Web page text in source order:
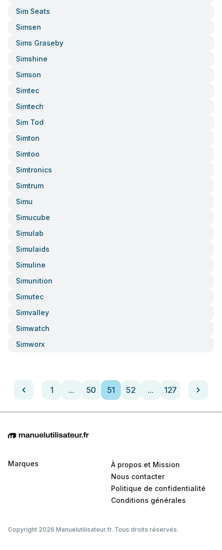
Sim Seats
Simsen
Sims Graseby
Simshine
Simson
Simtec
Simtech
Sim Tod
Simton
Simtoo
Simtronics
Simtrum
Simu
Simucube
Simulab
Simulaids
Simuline
Simunition
Simutec
Simvalley
Simwatch
Simworx
1 ... 50 51 52 ... 127
Marques
À propos et Mission
Nous contacter
Politique de confidentialité
Conditions générales
Copyright 2026 Manuelutilisateur.fr. Tous droits réservés.